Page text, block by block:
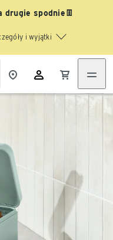
drugie spodnie👖
i wyjątki